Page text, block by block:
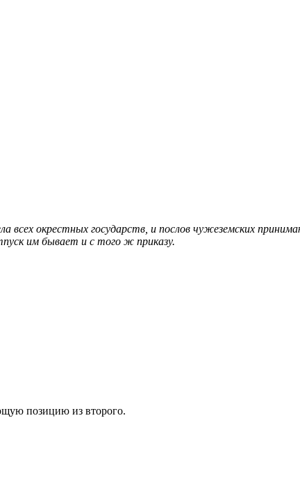
всех окрестных государств, и послов чужеземских
им бывает и с того ж приказу.
позицию из второго.